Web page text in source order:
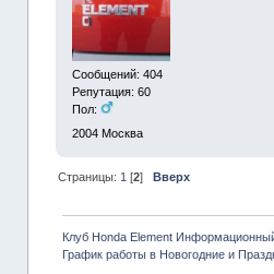
Сообщений: 404
Репутация: 60
Пол:
2004 Москва
Страницы: 1 [2] Вверх
Клуб Honda Element
График работы в Новогодние и